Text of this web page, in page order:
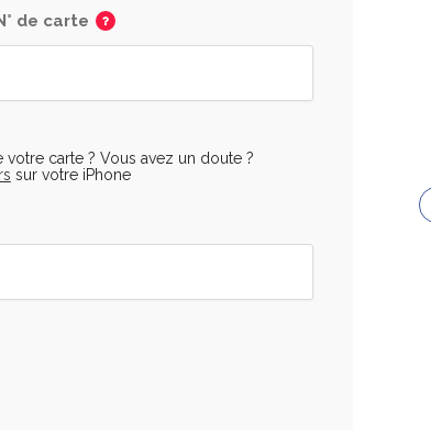
de carte
carte ? Vous avez un doute ?
sur votre iPhone